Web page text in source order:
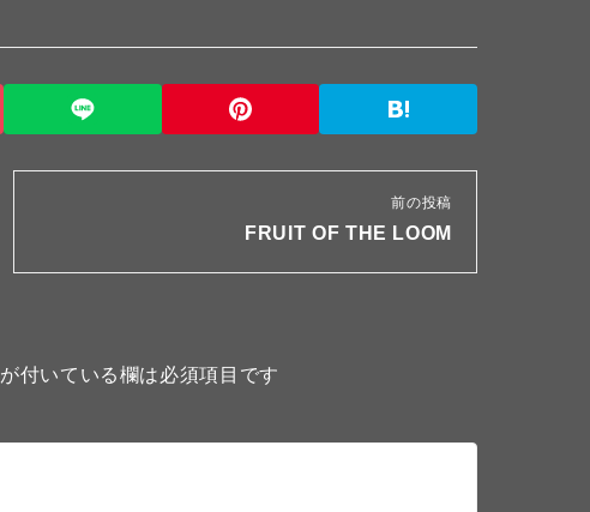
前の投稿
FRUIT OF THE LOOM
が付いている欄は必須項目です